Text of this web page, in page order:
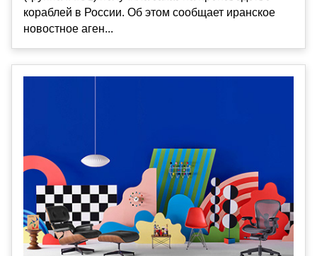
кораблей в России. Об этом сообщает иранское
новостное аген...